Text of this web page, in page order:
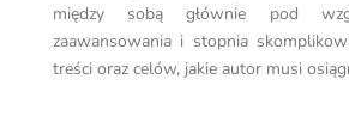
między sobą głównie pod
zaawansowania i stopnia
treści oraz celów, jakie autor musi